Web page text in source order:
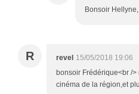
Bonsoir
R revel 15/05/2018 19:06
bonsoir Frédérique<br /
cinéma de la région,et